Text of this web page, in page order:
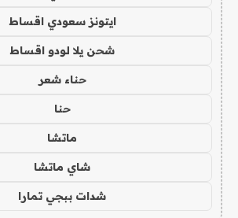
ايتونز سعودي اقساط
شحن يلا لودو اقساط
حناء شعر
حنا
ماتشا
شاي ماتشا
شدات ببجي تمارا